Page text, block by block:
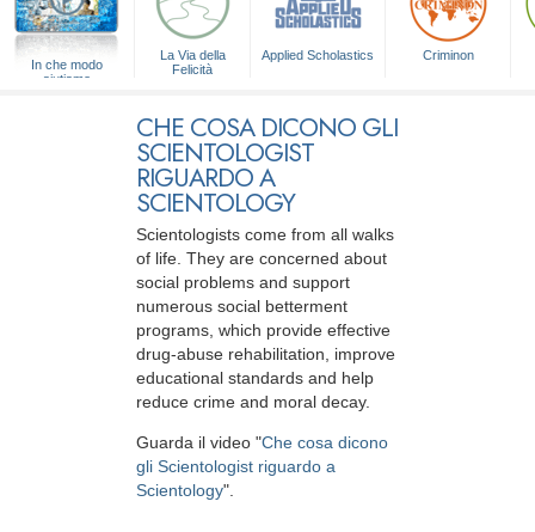
In che modo
aiutiamo
La Via della
Felicità
Applied Scholastics Criminon
CHE COSA DICONO GLI
SCIENTOLOGIST
RIGUARDO A
SCIENTOLOGY
Scientologists come from all walks
of life. They are concerned about
social problems and support
numerous social betterment
programs, which provide effective
drug-abuse rehabilitation, improve
educational standards and help
reduce crime and moral decay.
Guarda il video "Che cosa dicono
gli Scientologist riguardo a
Scientology".